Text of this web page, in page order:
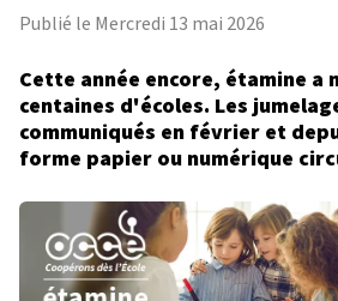
Publié le Mercredi 13 mai 2026
Cette année encore, étamine a
centaines d'écoles. Les
communiqués en février et
forme papier ou numérique